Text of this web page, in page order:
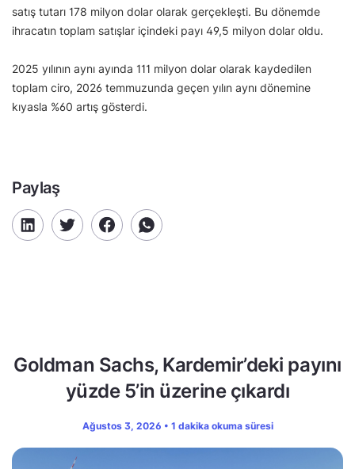
satış tutarı 178 milyon dolar olarak gerçekleşti. Bu dönemde
ihracatın toplam satışlar içindeki payı 49,5 milyon dolar oldu.
2025 yılının aynı ayında 111 milyon dolar olarak kaydedilen
toplam ciro, 2026 temmuzunda geçen yılın aynı dönemine
kıyasla %60 artış gösterdi.
Paylaş
Goldman Sachs, Kardemir’deki payını
yüzde 5’in üzerine çıkardı
Ağustos 3, 2026 • 1 dakika okuma süresi